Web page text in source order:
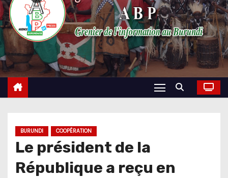
BURUNDI COOPÉRATION
Le président de la
République a reçu en